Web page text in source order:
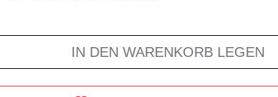
IN DEN WARENKORB LEGEN